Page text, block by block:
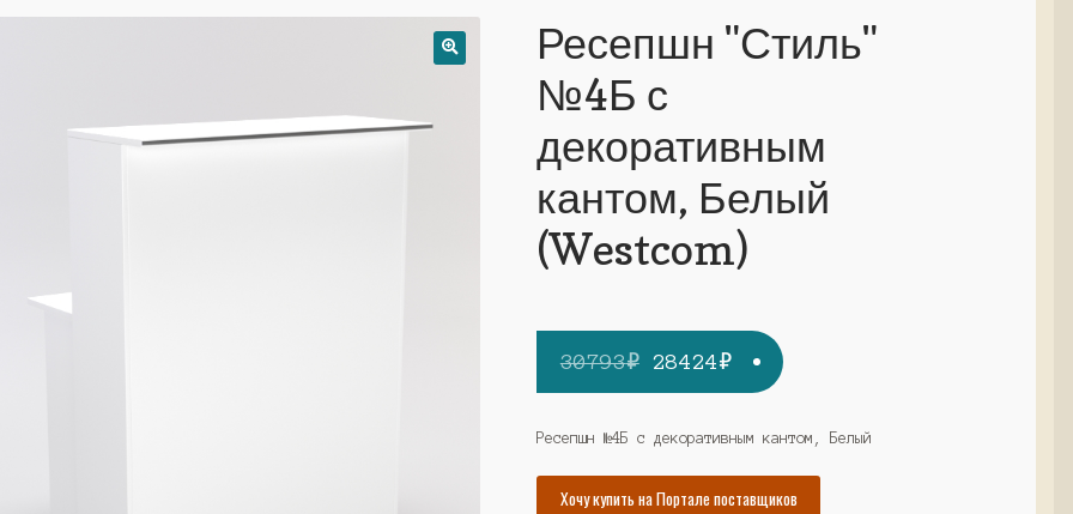
Ресепшн "Стиль"
№4Б с
декоративным
кантом, Белый
(Westcom)
30793₽ Первоначальная
цена
составляла
30793₽.
28424₽Текущая
цена:
28424₽.
Ресепшн №4Б с декоративным кантом, Белый
Хочу купить на Портале поставщиков